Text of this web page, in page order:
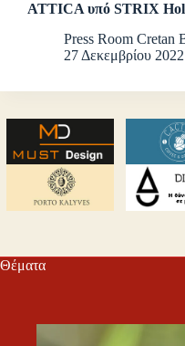
ATTICA υπό STRIX
Press Room Cretan
27 Δεκεμβρίου 2022
Θέματα